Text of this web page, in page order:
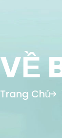
VỀ
Trang Chủ